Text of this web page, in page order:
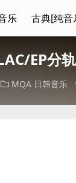
乐 古典[纯音
EP
MQA 日韩音乐